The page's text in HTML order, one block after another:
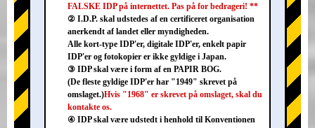
FALSKE IDP på internettet. Pas på for bedrageri! **
② I.D.P. skal udstedes af en certificeret organisation
anerkendt af landet eller myndigheden.
Alle kort-type IDP'er, digitale IDP'er, enkelt papir
IDP'er og fotokopier er ikke gyldige i Japan.
③ IDP skal være i form af en PAPIR BOG.
(De fleste gyldige IDP'er har "1949" skrevet på
omslaget.)Hvis "1968" er skrevet på omslaget, skal du
kontakte os.
④ IDP skal være udstedt i henhold til Konventionen